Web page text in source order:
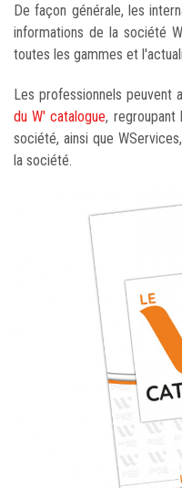
De façon générale, les
informations de la société
toutes les gammes et
Les professionnels peuvent
du W' catalogue,
société, ainsi que
la société.